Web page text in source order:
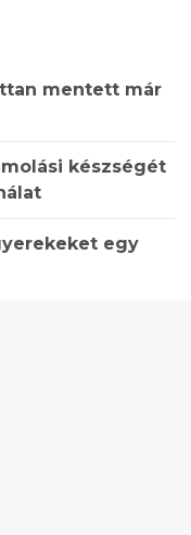
mentett már
készségét
egy